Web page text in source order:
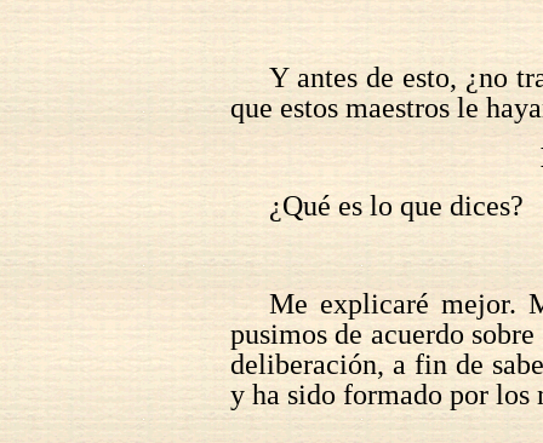
Y antes de esto, ¿no
que estos maestros le
¿Qué es lo que dices?
Me explicaré mejor.
pusimos de acuerdo
deliberación, a fin de
y ha sido formado por los